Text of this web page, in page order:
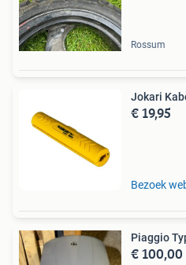
Rossum
Jokari
€ 19,95
Bezoek
Piaggio
€ 100,00